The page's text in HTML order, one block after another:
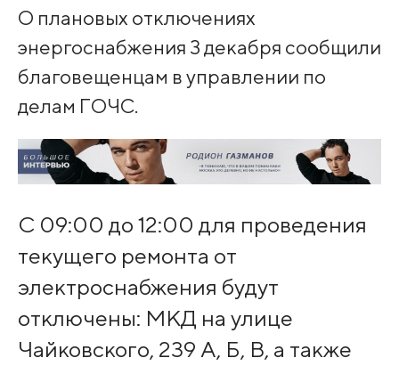
О плановых отключениях
энергоснабжения 3 декабря сообщили
благовещенцам в управлении по
делам ГОЧС.
С 09:00 до 12:00 для проведения
текущего ремонта от
электроснабжения будут
отключены: МКД на улице
Чайковского, 239 А, Б, В, а также